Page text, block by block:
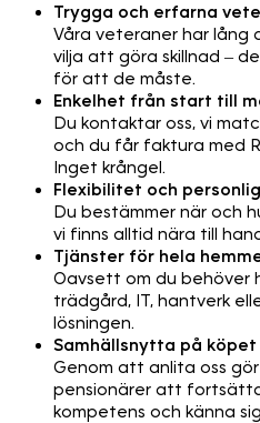
Trygga och erfarna
Våra veteraner har lång
vilja att göra skillnad –
för att de måste.
Enkelhet från start till
Du kontaktar oss, vi
och du får faktura med
Inget krångel.
Flexibilitet och
Du bestämmer när och
vi finns alltid nära till
Tjänster för hela
Oavsett om du behöver
trädgård, IT, hantverk
lösningen.
Samhällsnytta på köpet
Genom att anlita oss
pensionärer att
kompetens och känna